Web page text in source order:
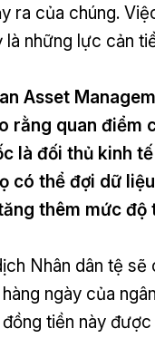
ra của chúng.
những lực cản
Asset
rằng quan điểm
là đối thủ kinh
có thể đợi dữ
thêm mức độ
Nhân dân tệ sẽ
ngày của
tiền này